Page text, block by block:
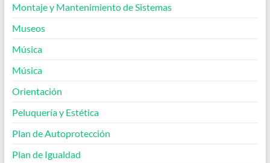
Montaje y Mantenimiento de Sistemas
Museos
Música
Música
Orientación
Peluquería y Estética
Plan de Autoprotección
Plan de Igualdad